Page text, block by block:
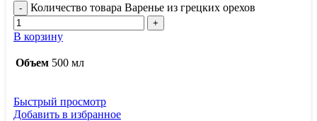
Количество товара Варенье из грецких орехов
В корзину
Объем 500 мл
Быстрый просмотр
Добавить в избранное